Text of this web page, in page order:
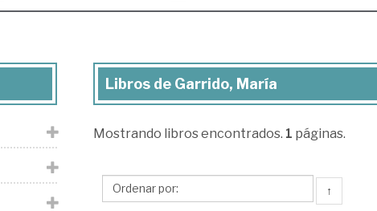
Libros
Garrido,
Libros de Garrido, María
Mostrando libros encontrados. 1 páginas.
↑